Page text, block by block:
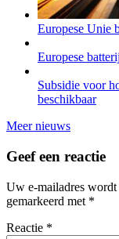
Europese Unie
Europese
Subsidie voor
beschikbaar
Meer nieuws
Geef een reactie
Uw e-mailadres
gemarkeerd met *
Reactie *